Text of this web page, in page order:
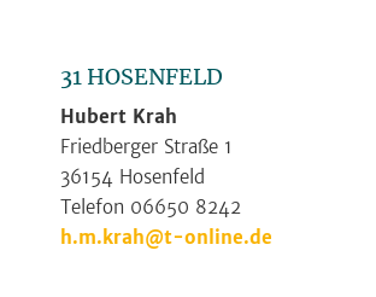
31 HOSENFELD
Hubert Krah
Friedberger Straße 1
36154 Hosenfeld
Telefon 06650 8242
h.m.krah@t-online.de